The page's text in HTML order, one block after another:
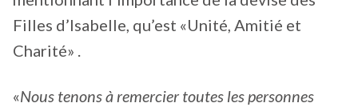
Filles d’Isabelle, qu’est «Unité, Amitié et
Charité» .
«Nous tenons à remercier toutes les personnes